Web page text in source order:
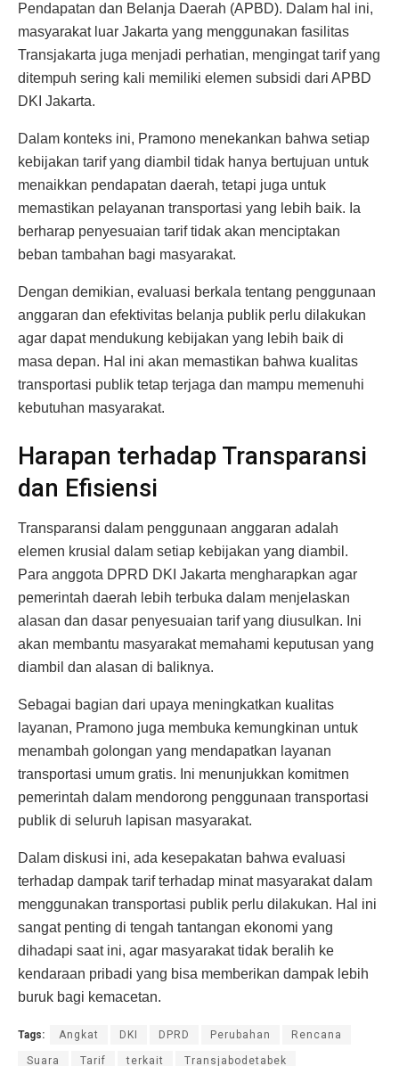
Pendapatan dan Belanja Daerah (APBD). Dalam hal ini,
masyarakat luar Jakarta yang menggunakan fasilitas
Transjakarta juga menjadi perhatian, mengingat tarif yang
ditempuh sering kali memiliki elemen subsidi dari APBD
DKI Jakarta.
Dalam konteks ini, Pramono menekankan bahwa setiap
kebijakan tarif yang diambil tidak hanya bertujuan untuk
menaikkan pendapatan daerah, tetapi juga untuk
memastikan pelayanan transportasi yang lebih baik. Ia
berharap penyesuaian tarif tidak akan menciptakan
beban tambahan bagi masyarakat.
Dengan demikian, evaluasi berkala tentang penggunaan
anggaran dan efektivitas belanja publik perlu dilakukan
agar dapat mendukung kebijakan yang lebih baik di
masa depan. Hal ini akan memastikan bahwa kualitas
transportasi publik tetap terjaga dan mampu memenuhi
kebutuhan masyarakat.
Harapan terhadap Transparansi
dan Efisiensi
Transparansi dalam penggunaan anggaran adalah
elemen krusial dalam setiap kebijakan yang diambil.
Para anggota DPRD DKI Jakarta mengharapkan agar
pemerintah daerah lebih terbuka dalam menjelaskan
alasan dan dasar penyesuaian tarif yang diusulkan. Ini
akan membantu masyarakat memahami keputusan yang
diambil dan alasan di baliknya.
Sebagai bagian dari upaya meningkatkan kualitas
layanan, Pramono juga membuka kemungkinan untuk
menambah golongan yang mendapatkan layanan
transportasi umum gratis. Ini menunjukkan komitmen
pemerintah dalam mendorong penggunaan transportasi
publik di seluruh lapisan masyarakat.
Dalam diskusi ini, ada kesepakatan bahwa evaluasi
terhadap dampak tarif terhadap minat masyarakat dalam
menggunakan transportasi publik perlu dilakukan. Hal ini
sangat penting di tengah tantangan ekonomi yang
dihadapi saat ini, agar masyarakat tidak beralih ke
kendaraan pribadi yang bisa memberikan dampak lebih
buruk bagi kemacetan.
Tags: Angkat DKI DPRD Perubahan Rencana
Suara Tarif terkait Transjabodetabek